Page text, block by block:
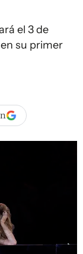
el 3 de
su primer